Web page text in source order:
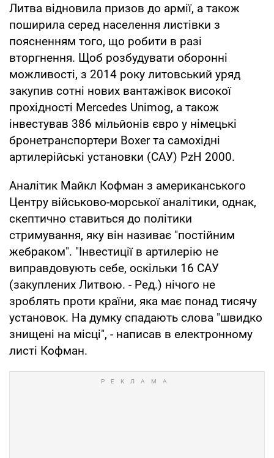
Литва відновила призов до армії, а також
поширила серед населення листівки з
поясненням того, що робити в разі
вторгнення. Щоб розбудувати оборонні
можливості, з 2014 року литовський уряд
закупив сотні нових вантажівок високої
прохідності Mercedes Unimog, а також
інвестував 386 мільйонів євро у німецькі
бронетранспортери Boxer та самохідні
артилерійські установки (САУ) PzH 2000.
Аналітик Майкл Кофман з американського
Центру військово-морської аналітики, однак,
скептично ставиться до політики
стримування, яку він називає "постійним
жебраком". "Інвестиції в артилерію не
виправдовують себе, оскільки 16 САУ
(закуплених Литвою. - Ред.) нічого не
зроблять проти країни, яка має понад тисячу
установок. На думку спадають слова "швидко
знищені на місці", - написав в електронному
листі Кофман.